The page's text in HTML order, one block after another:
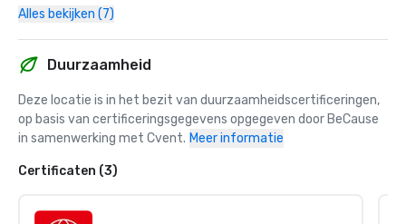
Alles bekijken (7)
Duurzaamheid
Deze locatie is in het bezit van duurzaamheidscertificeringen,
op basis van certificeringsgegevens opgegeven door BeCause
in samenwerking met Cvent. Meer informatie
Certificaten (3)